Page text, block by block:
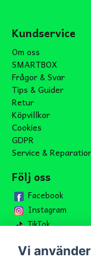
Kundservice
Om oss
SMARTBOX
Frågor & Svar
Tips & Guider
Retur
Köpvillkor
Cookies
GDPR
Service &
Följ oss
Facebook
Instagram
TikTok
Vi